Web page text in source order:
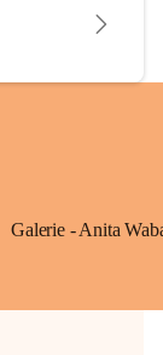
Galerie - Anita